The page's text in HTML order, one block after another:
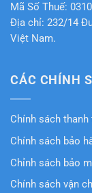
Mã Số Thuế:
Địa chỉ: 232/14
Việt Nam.
CÁC CHÍNH
Chính sách thanh
Chính sách bảo
Chỉnh sách bảo
Chính sách vận